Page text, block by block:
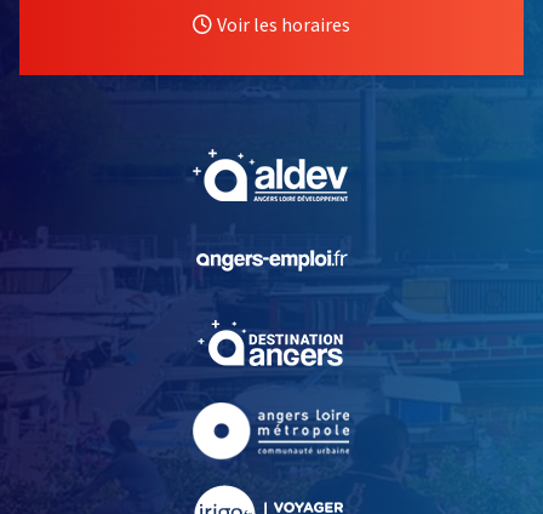
Voir les horaires
, Ouvre une nouvelle
, Ouvre une nouvelle